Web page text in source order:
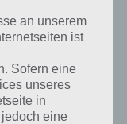
sollte sich die Tür
Hier muss man
geht zum
eingedrückt.
an unserem
ist
Sofern eine
unseres
in
eine